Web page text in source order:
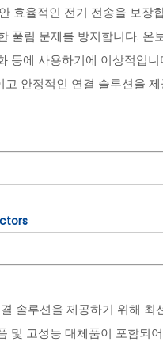
효율적인 전기 전송을 보장
풀림 문제를 방지합니다. 온
등에 사용하기에 이상적입니
안정적인 연결 솔루션을 제
솔루션을 제공하기 위해 최
및 고성능 대체품이 포함되